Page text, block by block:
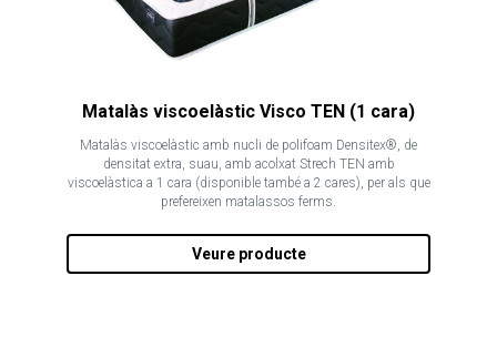
Matalàs viscoelàstic Visco TEN (1 cara)
Matalàs viscoelàstic amb nucli de polifoam Densitex®, de
densitat extra, suau, amb acolxat Strech TEN amb
viscoelàstica a 1 cara (disponible també a 2 cares), per als que
prefereixen matalassos ferms.
Veure producte